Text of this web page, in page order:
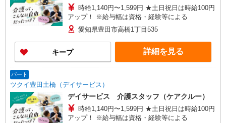
時給1,140円〜1,599円 ★土日祝日は時給100円
アップ！ ※給与幅は資格・経験等による
愛知県豊田市高橋1丁目535
キープ 詳細を見る
パート
ツクイ豊田土橋（デイサービス）
デイサービス 介護スタッフ（ケアクルー）
時給1,140円〜1,599円 ★土日祝日は時給100円
アップ！ ※給与幅は資格・経験等による